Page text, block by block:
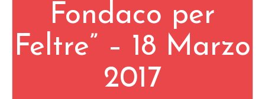
Fondaco per
Feltre” – 18 Marzo
2017